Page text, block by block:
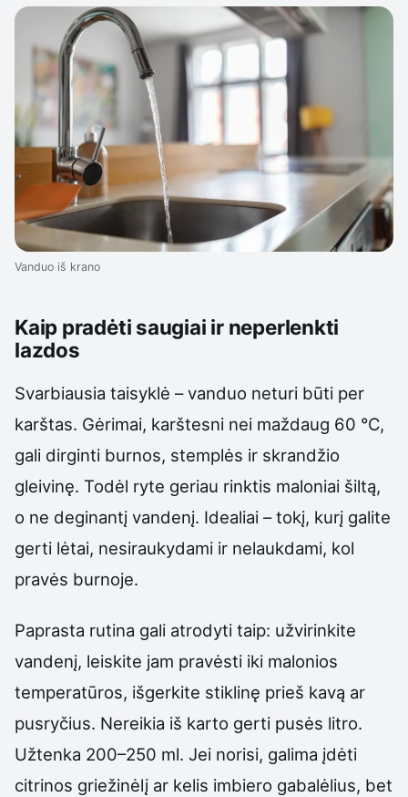
Vanduo iš krano
Kaip pradėti saugiai ir neperlenkti
lazdos
Svarbiausia taisyklė – vanduo neturi būti per
karštas. Gėrimai, karštesni nei maždaug 60 °C,
gali dirginti burnos, stemplės ir skrandžio
gleivinę. Todėl ryte geriau rinktis maloniai šiltą,
o ne deginantį vandenį. Idealiai – tokį, kurį galite
gerti lėtai, nesiraukydami ir nelaukdami, kol
pravės burnoje.
Paprasta rutina gali atrodyti taip: užvirinkite
vandenį, leiskite jam pravėsti iki malonios
temperatūros, išgerkite stiklinę prieš kavą ar
pusryčius. Nereikia iš karto gerti pusės litro.
Užtenka 200–250 ml. Jei norisi, galima įdėti
citrinos griežinėlį ar kelis imbiero gabalėlius, bet